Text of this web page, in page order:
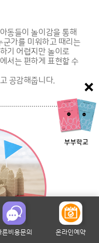
동들이 놀이감을 통해
군가를 미워하고 때리는
기 어렵지만 놀이로
서는 편하게 표현할 수
공감해줍니다.
부부학교
른비용문의 온라인예약